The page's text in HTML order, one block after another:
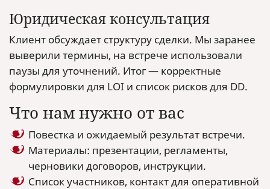
Юридическая консультация
Клиент обсуждает структуру сделки. Мы заранее
выверили термины, на встрече использовали
паузы для уточнений. Итог — корректные
формулировки для LOI и список рисков для DD.
Что нам нужно от вас
Повестка и ожидаемый результат встречи.
Материалы: презентации, регламенты,
черновики договоров, инструкции.
Список участников, контакт для оперативной